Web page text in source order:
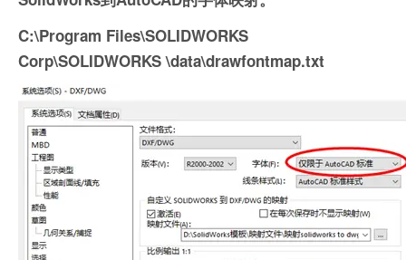
C:\Program Files\SOLIDWORKS
Corp\SOLIDWORKS \data\drawfontmap.txt